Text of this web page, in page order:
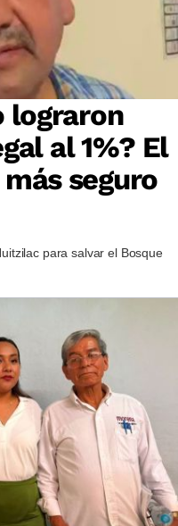
lograron
al 1%? El
seguro
para salvar el Bosque